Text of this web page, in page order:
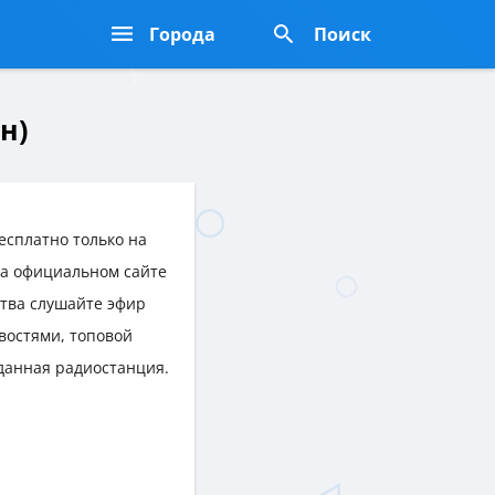
Города Поиск
только на
официальном сайте
слушайте эфир
топовой
радиостанция.